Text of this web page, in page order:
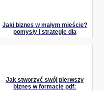
Jaki biznes w małym mieście?
pomysły i strategie dla
Jak stworzyć swój pierwszy
biznes w formacie pdf: